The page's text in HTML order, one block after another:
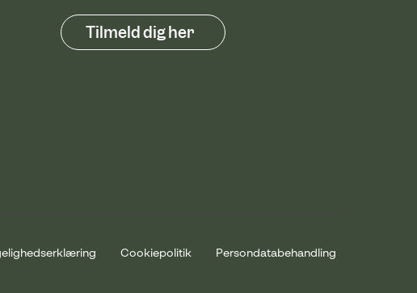
Tilmeld dig her
Cookiepolitik Persondatabehandling